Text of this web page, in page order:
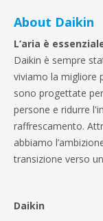
About Daikin
L’aria è
Daikin è sempre
viviamo la migliore
sono progettate
persone e ridurre
raffrescamento.
abbiamo
transizione verso
Daikin